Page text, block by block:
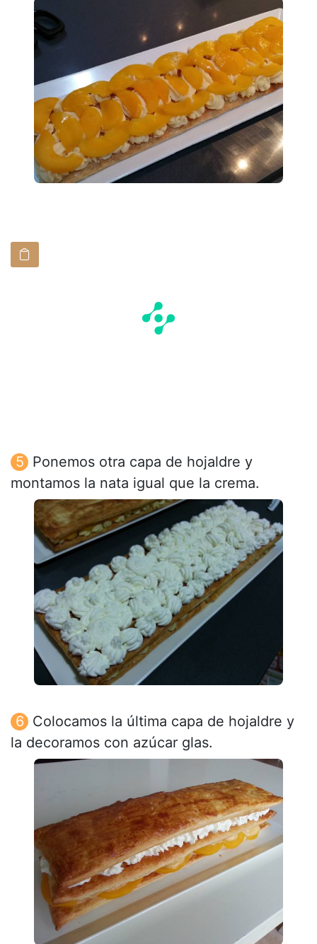
Ponemos otra capa de hojaldre y
montamos la nata igual que la crema.
Colocamos la última capa de hojaldre y
la decoramos con azúcar glas.